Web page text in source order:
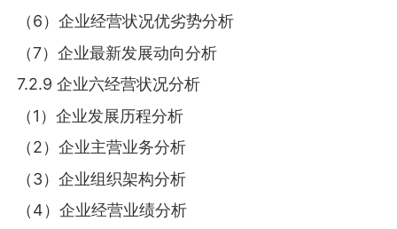
（6）企业经营状况优劣势分析
（7）企业最新发展动向分析
7.2.9 企业六经营状况分析
（1）企业发展历程分析
（2）企业主营业务分析
（3）企业组织架构分析
（4）企业经营业绩分析